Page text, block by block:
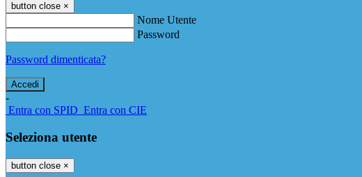
button close ×
Nome Utente
Password
Password dimenticata?
-
Entra con SPID Entra con CIE
Seleziona utente
button close ×